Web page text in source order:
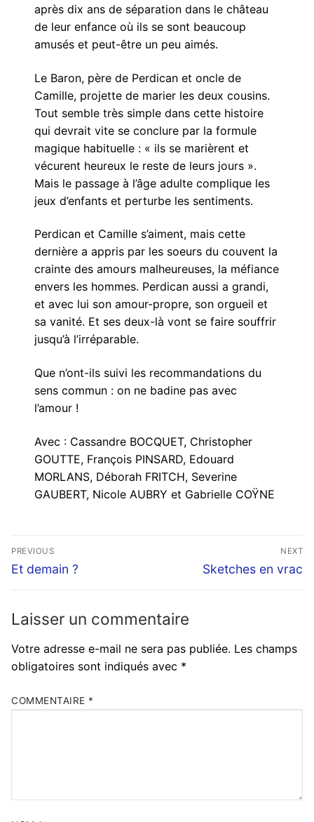
après dix ans de séparation dans le château
de leur enfance où ils se sont beaucoup
amusés et peut-être un peu aimés.
Le Baron, père de Perdican et oncle de
Camille, projette de marier les deux cousins.
Tout semble très simple dans cette histoire
qui devrait vite se conclure par la formule
magique habituelle : « ils se marièrent et
vécurent heureux le reste de leurs jours ».
Mais le passage à l’âge adulte complique les
jeux d’enfants et perturbe les sentiments.
Perdican et Camille s’aiment, mais cette
dernière a appris par les soeurs du couvent la
crainte des amours malheureuses, la méfiance
envers les hommes. Perdican aussi a grandi,
et avec lui son amour-propre, son orgueil et
sa vanité. Et ses deux-là vont se faire souffrir
jusqu’à l’irréparable.
Que n’ont-ils suivi les recommandations du
sens commun : on ne badine pas avec
l’amour !
Avec : Cassandre BOCQUET, Christopher
GOUTTE, François PINSARD, Edouard
MORLANS, Déborah FRITCH, Severine
GAUBERT, Nicole AUBRY et Gabrielle COŸNE
Navigation
de
PREVIOUS
Previous
Et demain ?
NEXT
Next
Sketches en vrac
Laisser un commentaire
Votre adresse e-mail ne sera pas publiée. Les champs
obligatoires sont indiqués avec *
COMMENTAIRE *